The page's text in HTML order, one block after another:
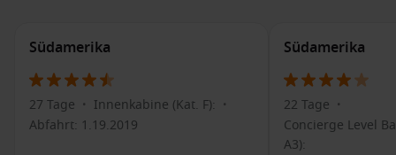
lokale Geschäfte zu entdecken. Besuchen Sie den Mercado
Besuch des Boi Bumbá Museums
: Dieses Museum bietet
Einblicke in die Geschichte des Festes und die Traditionen
der Region. Hier finden Sie auch einzigartige Artefakte und
Südamerika
27 Tage • Innenkabine (Kat. F): •
Abfahrt: 1.19.2019
Südamerika
22 Tage •
Concierge Level
A3):